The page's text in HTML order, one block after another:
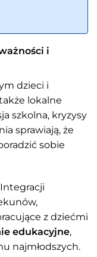
i
dzieci i
lokalne
szkolna, kryzysy
sprawiają, że
sobie
z dziećmi
edukacyjne,
najmłodszych.